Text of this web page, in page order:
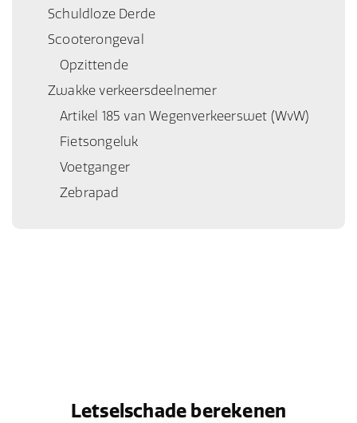
Schuldloze Derde
Scooterongeval
Opzittende
Zwakke verkeersdeelnemer
Artikel 185 van Wegenverkeerswet (WvW)
Fietsongeluk
Voetganger
Zebrapad
Letselschade berekenen